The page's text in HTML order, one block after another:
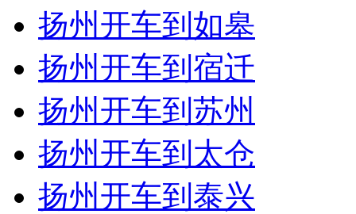
扬州开车到如皋
扬州开车到宿迁
扬州开车到苏州
扬州开车到太仓
扬州开车到泰兴